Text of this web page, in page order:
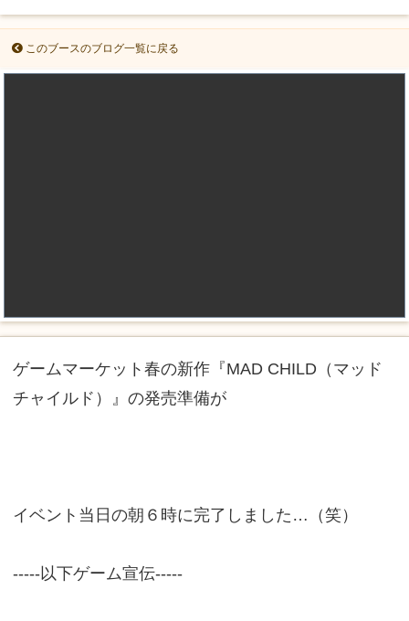
このブースのブログ一覧に戻る
ゲームマーケット春の新作『MAD CHILD（マッド
チャイルド）』の発売準備が
イベント当日の朝６時に完了しました…（笑）
-----以下ゲーム宣伝-----